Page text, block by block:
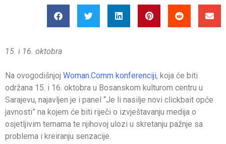
15. i 16. oktobra
Na ovogodišnjoj Woman.Comm konferenciji, koja će biti
održana 15. i 16. oktobra u Bosanskom kulturom centru u
Sarajevu, najavljen je i panel “Je li nasilje novi clickbait opće
javnosti” na kojem će biti riječi o izvještavanju medija o
osjetljivim temama te njihovoj ulozi u skretanju pažnje sa
problema i kreiranju senzacije.